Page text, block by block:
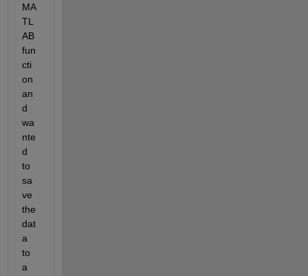
MA
TL
AB
fun
cti
on
an
d
wa
nte
d
to
sa
ve
the
dat
a
to
a